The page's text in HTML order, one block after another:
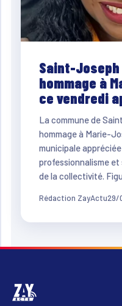
Saint-
hommage à
ce vendredi
La commune de
hommage à Marie-
municipale
professionnalisme
de la collectivité.
Rédaction ZayActu29/